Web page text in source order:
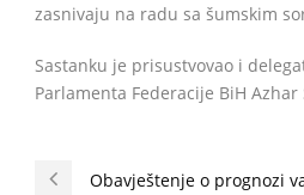
zasnivaju na radu sa šumskim
Sastanku je prisustvovao i
Parlamenta Federacije BiH Azhar
Obavještenje o prognozi